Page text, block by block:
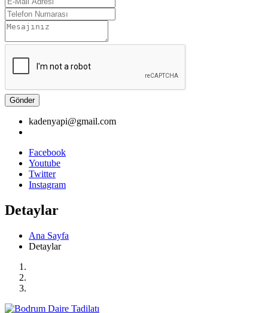
Gönder
kadenyapi@gmail.com
Facebook
Youtube
Twitter
Instagram
Detaylar
Ana Sayfa
Detaylar